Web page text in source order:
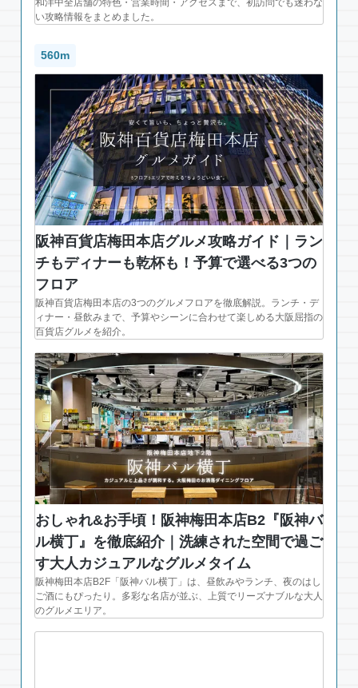
和洋中全店舗の特色・営業時間・アクセスまで、初訪問でも迷わな
い攻略情報をまとめました。
560m
阪神百貨店梅田本店グルメ攻略ガイド｜ラン
チもディナーも乾杯も！予算で選べる3つの
フロア
阪神百貨店梅田本店の3つのグルメフロアを徹底解説。ランチ・デ
ィナー・昼飲みまで、予算やシーンに合わせて楽しめる大阪屈指の
百貨店グルメを紹介。
おしゃれ&お手頃！阪神梅田本店B2『阪神バ
ル横丁』を徹底紹介｜洗練された空間で過ご
す大人カジュアルなグルメタイム
阪神梅田本店B2F「阪神バル横丁」は、昼飲みやランチ、夜のはし
ご酒にもぴったり。多彩な名店が並ぶ、上質でリーズナブルな大人
のグルメエリア。